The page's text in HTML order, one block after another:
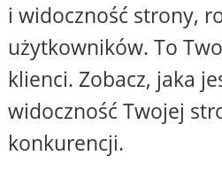
i widoczność strony,
użytkowników. To
klienci. Zobacz, jaka
widoczność Twojej
konkurencji.